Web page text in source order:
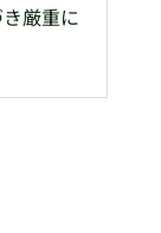
厳重に